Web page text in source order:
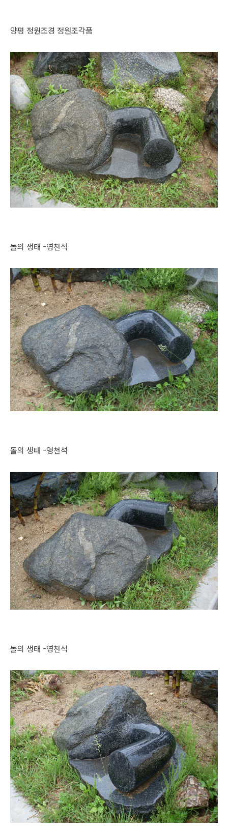
양평 정원조경 정원조각품
돌의 생태 -영천석
돌의 생태 -영천석
돌의 생태 -영천석